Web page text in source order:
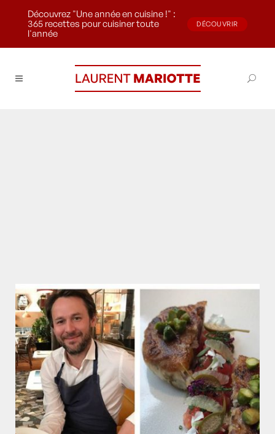
Découvrez "Une année en cuisine !" :
365 recettes pour cuisiner toute
l'année
DÉCOUVRIR